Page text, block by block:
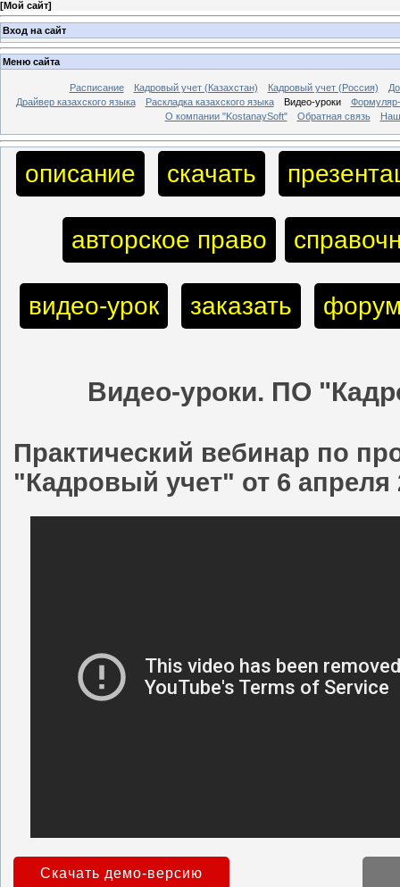
[Мой сайт]
Вход на сайт
Меню сайта
Расписание Кадровый учет (Казахстан) Кадровый учет (Россия)
Драйвер казахского языка
Раскладка казахского языка Видео-уроки
Формуляр-
О компании "KostanaySoft"
Обратная связь
описание скачать
авторское право
видео-урок заказать
Видео-уроки. ПО
Практический вебинар по
"Кадровый учет" от 6 апреля
Скачать демо-версию